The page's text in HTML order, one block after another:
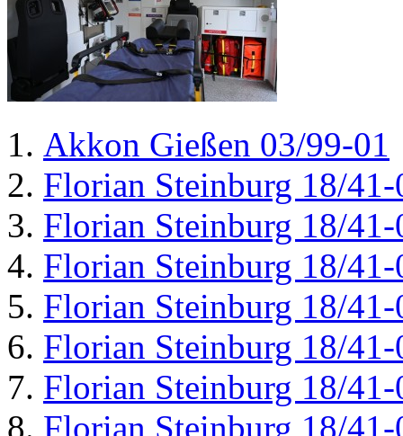
Akkon Gießen 03/99-01
Florian Steinburg 18/41-
Florian Steinburg 18/41-
Florian Steinburg 18/41-
Florian Steinburg 18/41-
Florian Steinburg 18/41-
Florian Steinburg 18/41-
Florian Steinburg 18/41-